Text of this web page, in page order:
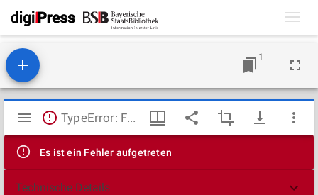
1
Mirador
Viewer
TypeError: Failed to fetch
Es ist ein Fehler aufgetreten
Technische Details